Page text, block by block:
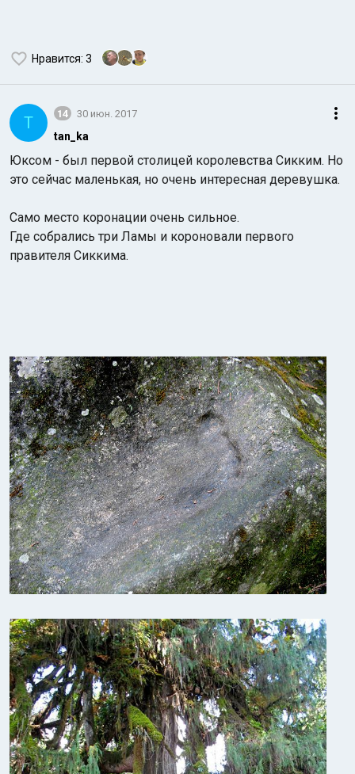
Нравится: 3
T 14 30 июн. 2017
tan_ka
Юксом - был первой столицей королевства Сикким. Но
это сейчас маленькая, но очень интересная деревушка.
Само место коронации очень сильное.
Где собрались три Ламы и короновали первого
правителя Сиккима.